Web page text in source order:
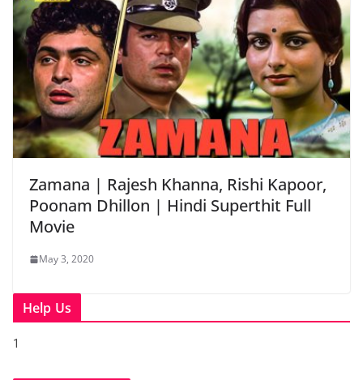
Zamana | Rajesh Khanna, Rishi Kapoor,
Poonam Dhillon | Hindi Superthit Full
Movie
May 3, 2020
Help Us
1